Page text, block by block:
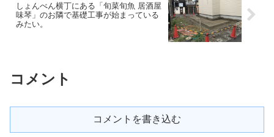
しょんべん横丁にある「旬菜旬魚 居酒屋
味琴」のお隣で基礎工事が始まっている
みたい。
コメント
コメントを書き込む